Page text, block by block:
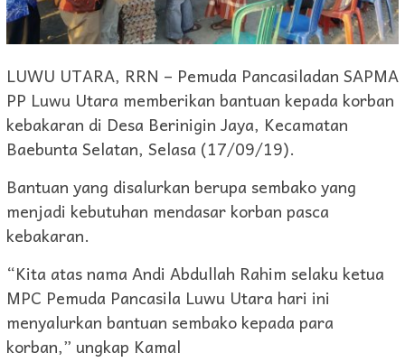
LUWU UTARA, RRN – Pemuda Pancasiladan SAPMA
PP Luwu Utara memberikan bantuan kepada korban
kebakaran di Desa Berinigin Jaya, Kecamatan
Baebunta Selatan, Selasa (17/09/19).
Bantuan yang disalurkan berupa sembako yang
menjadi kebutuhan mendasar korban pasca
kebakaran.
“Kita atas nama Andi Abdullah Rahim selaku ketua
MPC Pemuda Pancasila Luwu Utara hari ini
menyalurkan bantuan sembako kepada para
korban,” ungkap Kamal